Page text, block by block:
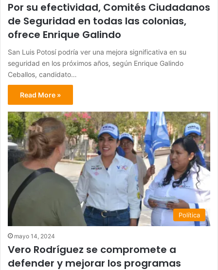
Por su efectividad, Comités Ciudadanos
de Seguridad en todas las colonias,
ofrece Enrique Galindo
San Luis Potosí podría ver una mejora significativa en su
seguridad en los próximos años, según Enrique Galindo
Ceballos, candidato…
Read More »
Política
mayo 14, 2024
Vero Rodríguez se compromete a
defender y mejorar los programas